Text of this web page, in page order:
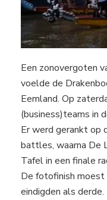
Een zonovergoten
voelde de
Eemland. Op
(business)teams in
Er werd gerankt op
battles, waarna De
Tafel in een finale
De fotofinish
eindigden als